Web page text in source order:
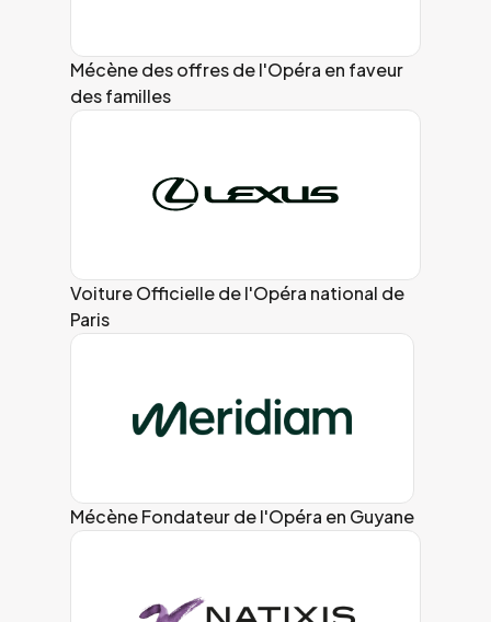
Mécène des offres de l'Opéra en faveur
des familles
Voiture Officielle de l'Opéra national de
Paris
Mécène Fondateur de l'Opéra en Guyane